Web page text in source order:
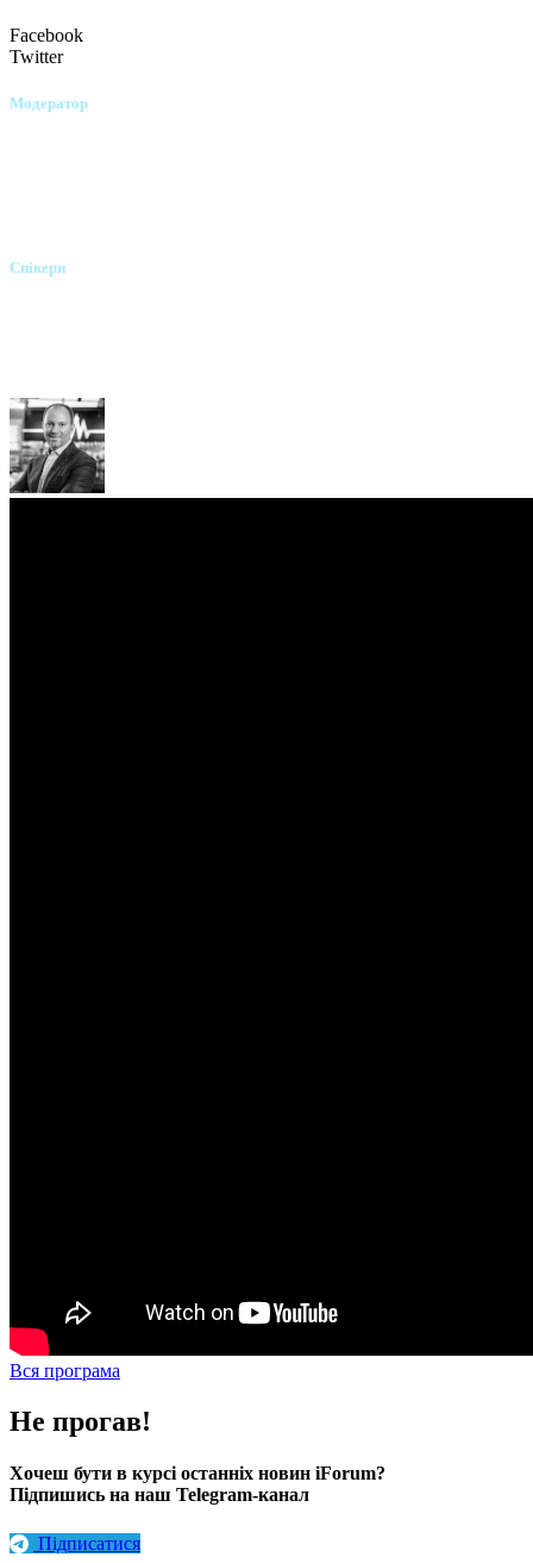
Facebook
Twitter
Модератор
Спікери
Вся програма
Не прогав!
Хочеш бути в курсі останніх новин iForum?
Підпишись на наш Telegram-канал
Підписатися